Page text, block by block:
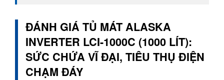
ĐÁNH GIÁ TỦ MÁT ALASKA
INVERTER LCI-1000C (1000 LÍT):
SỨC CHỨA VĨ ĐẠI, TIÊU THỤ ĐIỆN
CHẠM ĐÁY